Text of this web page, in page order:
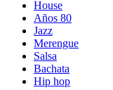
House
Años 80
Jazz
Merengue
Salsa
Bachata
Hip hop